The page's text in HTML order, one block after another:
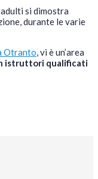
si dimostra
durante le varie
Otranto, vi è un’area
istruttori qualificati